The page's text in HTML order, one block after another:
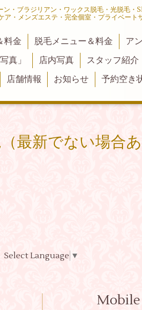
・ブラジリアン・ワックス脱毛・光脱毛・
・メンズエステ・完全個室・プライベート
料金 脱毛メニュー＆料金
ア
真」 店内写真 スタッフ紹介
店舗情報 お知らせ 予約空き
最新でない場合あ
Select Language ▼
Mobile